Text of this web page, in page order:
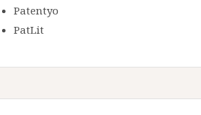
Patentyo
PatLit